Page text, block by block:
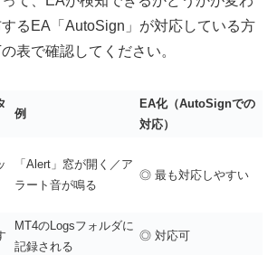
るEA「AutoSign」が対応している方
表で確認してください。
例
EA化（AutoSignでの
対応）
「Alert」窓が開く／ア
ラート音が鳴る
◎ 最も対応しやすい
MT4のLogsフォルダに
記録される
◎ 対応可